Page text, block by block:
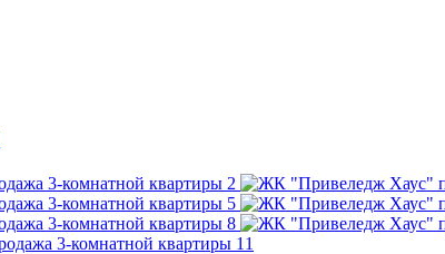
2
5
8
11